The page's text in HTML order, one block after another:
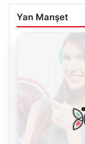
Yan Manşet